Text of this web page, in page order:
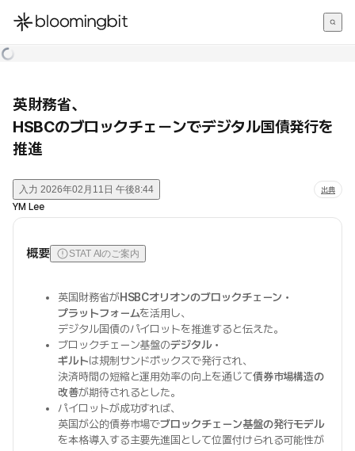
한국어
英財務省、
HSBCのブロックチェーンでデジタル国債発行を
推進
入力 2026年02月11日 午後8:44 出典
YM Lee
概要 STAT AIのご案内
英国財務省がHSBCオリオンのブロックチェーン・
プラットフォームを活用し、
デジタル国債のパイロットを推進すると伝えた。
ブロックチェーン基盤のデジタル・
ギルトは規制サンドボックスで発行され、
決済時間の短縮と運用効率の向上を通じて債券市場構造の
改善が期待されるとした。
パイロットが成功すれば、
英国が公的債券市場でブロックチェーン基盤の発行モデル
を本格導入する主要先進国として位置付けられる可能性が